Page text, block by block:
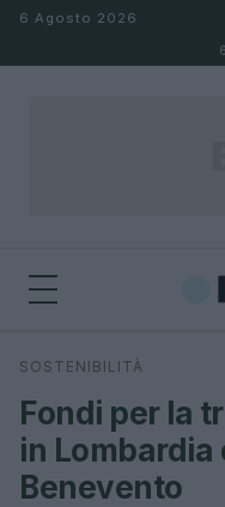
Salta al contenuto
6 Agosto 2026
Cerca
SOSTENIBILITÀ
Fondi per la
in Lombardia
Benevento